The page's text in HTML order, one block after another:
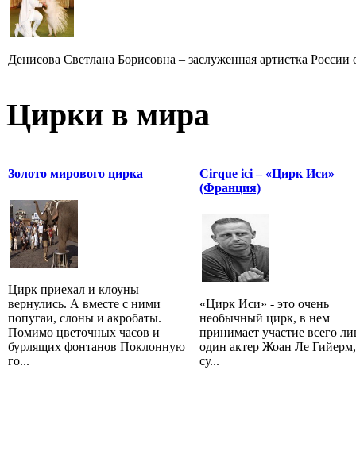
Денисова Светлана Борисовна – заслуженная артистка России
Цирки в мира
Золото мирового цирка
Цирк приехал и клоуны
вернулись. А вместе с ними
попугаи, слоны и акробаты.
Помимо цветочных часов и
бурлящих фонтанов Поклонную
го...
Cirque ici – «Цирк Иси»
(Франция)
«Цирк Иси» - это очень
необычный цирк, в нем
принимает участие всего
один актер Жоан Ле
су...